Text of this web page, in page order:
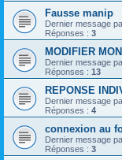
Fausse manip
Dernier message
Réponses : 3
MODIFIER
Dernier message
Réponses : 13
REPONSE
Dernier message
Réponses : 4
connexion au
Dernier message
Réponses : 3